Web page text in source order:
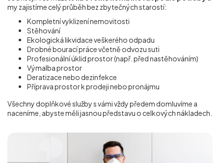
my zajistíme celý průběh bez zbytečných starostí:
Kompletní vyklizení nemovitosti
Stěhování
Ekologická likvidace veškerého odpadu
Drobné bourací práce včetně odvozu suti
Profesionální úklid prostor (např. před nastěhováním)
Výmalba prostor
Deratizace nebo dezinfekce
Příprava prostor k prodeji nebo pronájmu
Všechny doplňkové služby s vámi vždy předem domluvíme a
naceníme, abyste měli jasnou představu o celkových nákladech.